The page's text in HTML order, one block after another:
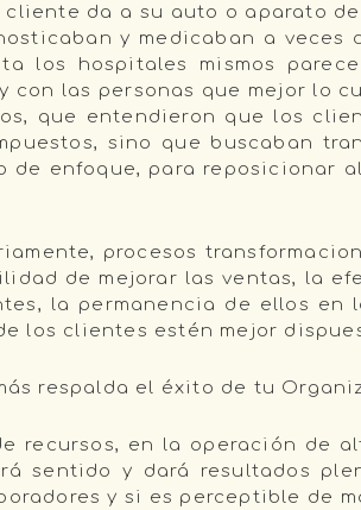
da a su auto o aparato
y medicaban a veces
los hospitales mismos
las personas que mejor lo
que entendieron que los
sino que buscaban
de enfoque, para reposicionar
procesos
de mejorar las ventas, la
la permanencia de ellos en
los clientes estén mejor
respalda el éxito de tu
recursos, en la operación de
sentido y dará resultados
y si es perceptible de